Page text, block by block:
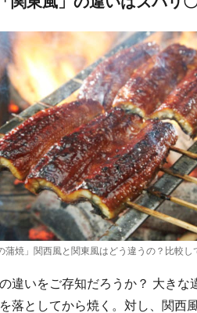
蒲焼」関西風と関東風はどう違うの？比較し
違いをご存知だろうか？ 大きな
落としてから焼く。対し、関西